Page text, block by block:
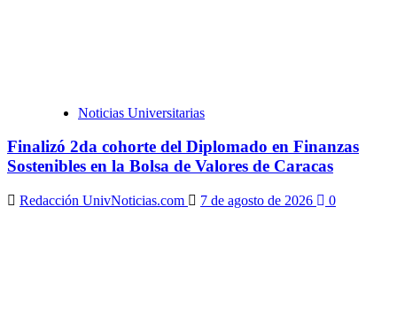
Noticias Universitarias
Finalizó 2da cohorte del Diplomado en Finanzas
Sostenibles en la Bolsa de Valores de Caracas
Redacción UnivNoticias.com 7 de agosto de 2026 0